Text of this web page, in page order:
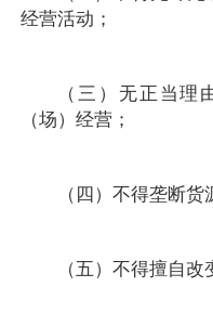
经营活动；
（三）无正当理
（场）经营；
（四）不得垄断
（五）不得擅自